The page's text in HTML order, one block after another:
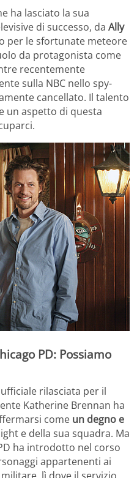
ha lasciato la sua
di successo, da Ally
per le sfortunate meteore
da protagonista come
recentemente
sulla NBC nello spy-
cancellato. Il talento
un aspetto di questa
PD: Possiamo
rilasciata per il
Katherine Brennan ha
come un degno e
e della sua squadra. Ma
ha introdotto nel corso
appartenenti ai